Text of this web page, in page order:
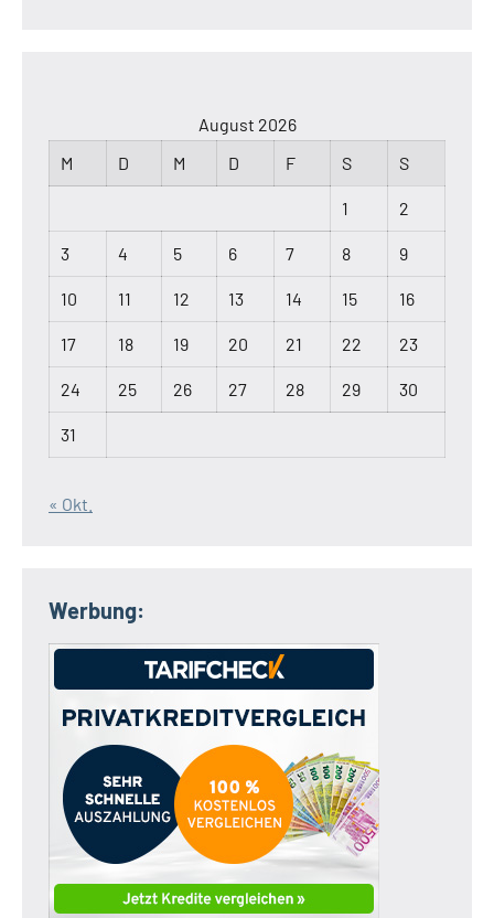
August 2026
M
D M D F S S
1 2
3 4 5 6 7 8 9
10 11 12 13 14 15 16
17 18 19 20 21 22 23
24 25 26 27 28 29 30
31
« Okt.
Werbung: